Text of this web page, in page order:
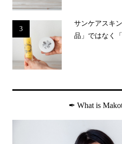
3
サンケアスキ
品」ではなく
✒︎ What is